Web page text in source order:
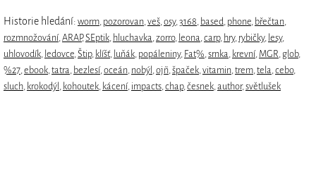
Historie hledání: worm, pozorovan,veš,osy,3168, based, phone, břečtan,
rozmnožování,ARAP,SEptik, hluchavka,zorro, leona,carp, hry, rybičky, lesy,
uhlovodík, ledovce,Štip, klíšť, luňák, popáleniny, Fat%,srnka, krevní, MGR, glob,
%27,ebook,tatra, bezlesí,oceán, nobýl ,ojñ,špaček,vitamin,trem,tela,cebo,
sluch, krokodýl , kohoutek, kácení, impacts,chap,česnek,author,světlušek